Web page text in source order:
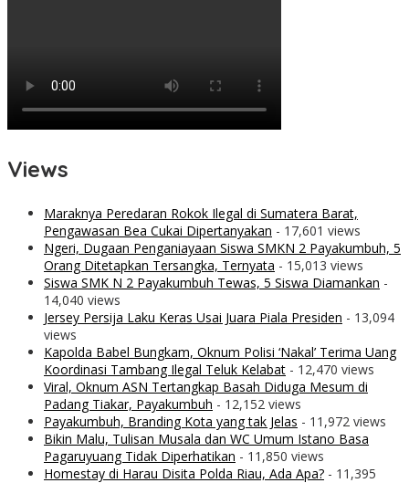
Views
Maraknya Peredaran Rokok Ilegal di Sumatera Barat,
Pengawasan Bea Cukai Dipertanyakan - 17,601 views
Ngeri, Dugaan Penganiayaan Siswa SMKN 2 Payakumbuh, 5
Orang Ditetapkan Tersangka, Ternyata - 15,013 views
Siswa SMK N 2 Payakumbuh Tewas, 5 Siswa Diamankan -
14,040 views
Jersey Persija Laku Keras Usai Juara Piala Presiden - 13,094
views
Kapolda Babel Bungkam, Oknum Polisi ‘Nakal’ Terima Uang
Koordinasi Tambang Ilegal Teluk Kelabat - 12,470 views
Viral, Oknum ASN Tertangkap Basah Diduga Mesum di
Padang Tiakar, Payakumbuh - 12,152 views
Payakumbuh, Branding Kota yang tak Jelas - 11,972 views
Bikin Malu, Tulisan Musala dan WC Umum Istano Basa
Pagaruyuang Tidak Diperhatikan - 11,850 views
Homestay di Harau Disita Polda Riau, Ada Apa? - 11,395